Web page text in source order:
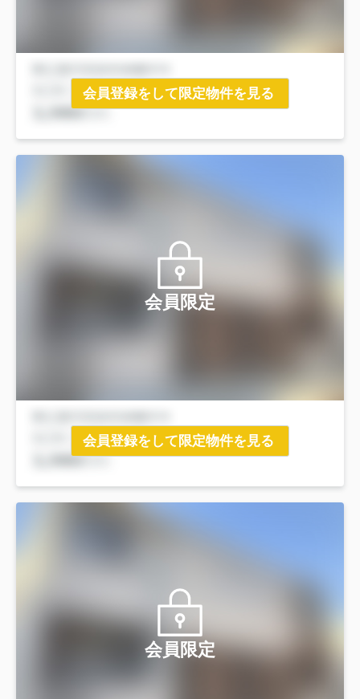
会員登録をして限定物件を見る
会員限定
会員登録をして限定物件を見る
会員限定